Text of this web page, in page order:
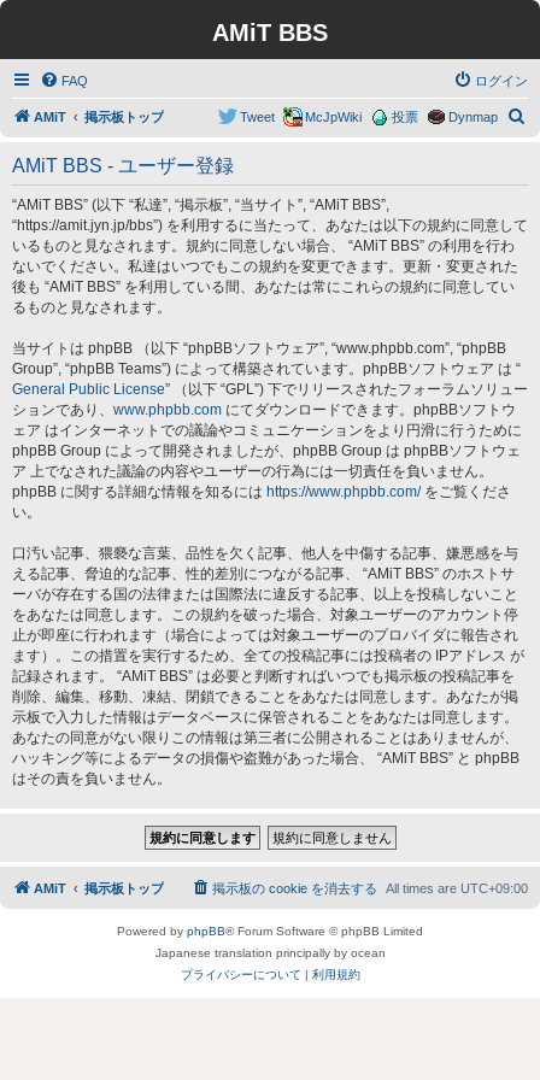
AMiT BBS
FAQ ログイン
AMiT 掲示板トップ Dynmap
投票
McJpWiki
Tweet
AMiT BBS - ユーザー登録
“AMiT BBS” (以下 “私達”, “掲示板”, “当サイト”, “AMiT BBS”,
“https://amit.jyn.jp/bbs”) を利用するに当たって、あなたは以下の規約に同意して
いるものと見なされます。規約に同意しない場合、 “AMiT BBS” の利用を行わ
ないでください。私達はいつでもこの規約を変更できます。更新・変更された
後も “AMiT BBS” を利用している間、あなたは常にこれらの規約に同意してい
るものと見なされます。
当サイトは phpBB （以下 “phpBBソフトウェア”, “www.phpbb.com”, “phpBB
Group”, “phpBB Teams”) によって構築されています。phpBBソフトウェア は “
General Public License” （以下 “GPL”) 下でリリースされたフォーラムソリュー
ションであり、 www.phpbb.com にてダウンロードできます。phpBBソフトウ
ェア はインターネットでの議論やコミュニケーションをより円滑に行うために
phpBB Group によって開発されましたが、phpBB Group は phpBBソフトウェ
ア 上でなされた議論の内容やユーザーの行為には一切責任を負いません。
phpBB に関する詳細な情報を知るには https://www.phpbb.com/をご覧くださ
い。
口汚い記事、猥褻な言葉、品性を欠く記事、他人を中傷する記事、嫌悪感を与
える記事、脅迫的な記事、性的差別につながる記事、 “AMiT BBS” のホストサ
ーバが存在する国の法律または国際法に違反する記事、以上を投稿しないこと
をあなたは同意します。この規約を破った場合、対象ユーザーのアカウント停
止が即座に行われます（場合によっては対象ユーザーのプロバイダに報告され
ます）。この措置を実行するため、全ての投稿記事には投稿者の IPアドレス が
記録されます。 “AMiT BBS” は必要と判断すればいつでも掲示板の投稿記事を
削除、編集、移動、凍結、閉鎖できることをあなたは同意します。あなたが掲
示板で入力した情報はデータベースに保管されることをあなたは同意します。
あなたの同意がない限りこの情報は第三者に公開されることはありませんが、
ハッキング等によるデータの損傷や盗難があった場合、 “AMiT BBS” と phpBB
はその責を負いません。
AMiT 掲示板トップ All times are UTC+09:00
掲示板の cookie を消去する
Powered by phpBB® Forum Software © phpBB Limited
Japanese translation principally by ocean
プライバシーについて | 利用規約